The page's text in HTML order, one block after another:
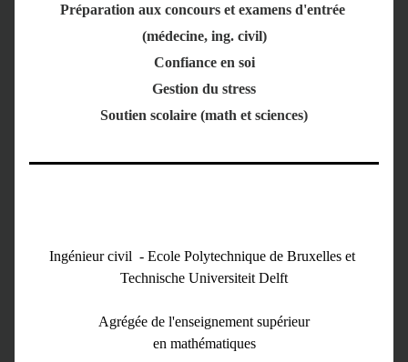
Préparation aux concours et examens d'entrée
(médecine, ing. civil)
Confiance en soi
Gestion du stress
Soutien scolaire (math et sciences)
Ingénieur civil  - Ecole Polytechnique de Bruxelles et
Technische Universiteit Delft
Agrégée de l'enseignement supérieur
en mathématiques